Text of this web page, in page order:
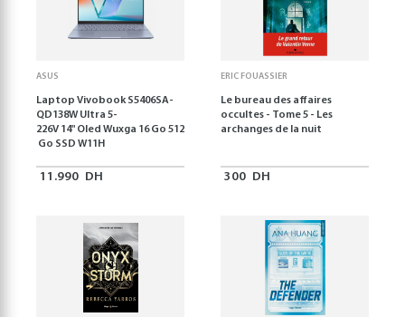
ASUS
Laptop Vivobook S5406SA-
QD138W Ultra 5-
226V 14" Oled Wuxga 16 Go 512
Go SSD W11H
11.990 DH
ERIC FOUASSIER
Le bureau des affaires
occultes - Tome 5 - Les
archanges de la nuit
300 DH